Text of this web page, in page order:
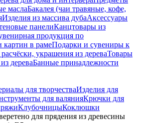
маслаБакалея (чаи травяные, кофе,
Изделия из массива дубаАксессуары
панелиКанцтовары из
продукция по
картин в рамеПодарки и сувениры к
украшения из дереваТовары
дереваБанные принадлежности
для творчестваИзделия для
для валянияКрючки для
КлубочницыКоклюшки
для прядения из древесины